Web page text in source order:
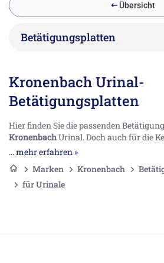
Übersicht
Betätigungsplatten
Kronenbach Urinal-
Betätigungsplatten
Hier finden Sie die passenden
KronenbachUrinal. Doch auch für die
Hersteller erweisen sich diese
... mehr erfahren »
Marken
Kronenbach
für Urinale